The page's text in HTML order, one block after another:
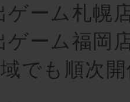
ゲーム札幌
ゲーム福岡
でも順次